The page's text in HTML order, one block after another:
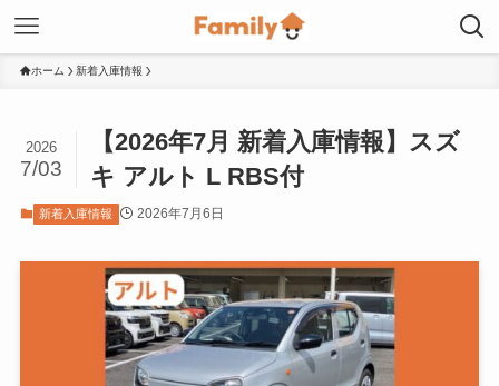
ホーム 新着入庫情報
【2026年7月 新着入庫情報】スズ
キ アルト L RBS付
2026
7/03
新着入庫情報 2026年7月6日